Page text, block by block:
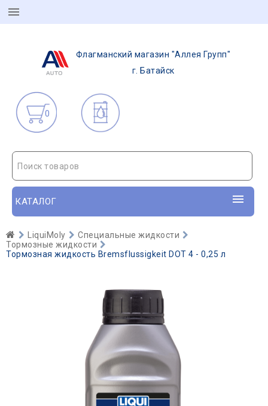
Флагманский магазин "Аллея Групп"
г. Батайск
0
Поиск товаров
КАТАЛОГ
LiquiMoly
Специальные жидкости
Тормозные жидкости
Тормозная жидкость Bremsflussigkeit DOT 4 - 0,25 л